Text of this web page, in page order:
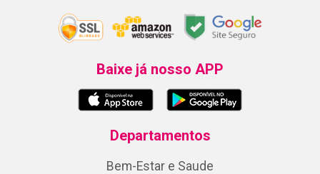
Baixe já nosso APP
Departamentos
Bem-Estar e Saude